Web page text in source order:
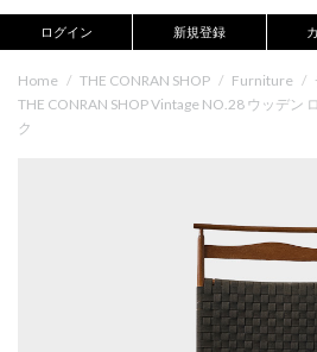
ログイン 新規登録
Home / THE CONRAN SHOP / Furniture /
THE CONRAN SHOP Vintage NO.28 ウッデン
ク